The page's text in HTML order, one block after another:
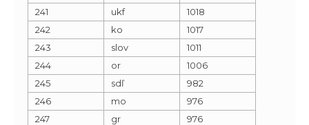
241
ukf
1018
242
ko
1017
243
slov
1011
244
or
1006
245
sdľ
982
246
mo
976
247
gr
976